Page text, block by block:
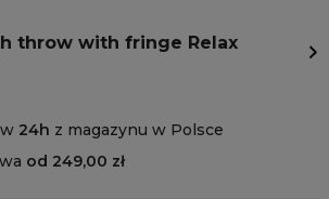
throw with fringe Relax
24h z magazynu w Polsce
od 249,00 zł